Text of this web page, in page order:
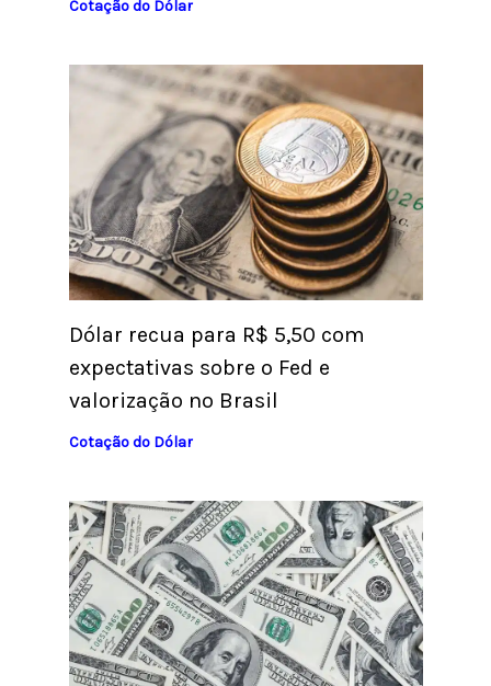
Cotação do Dólar
Dólar recua para R$ 5,50 com
expectativas sobre o Fed e
valorização no Brasil
Cotação do Dólar